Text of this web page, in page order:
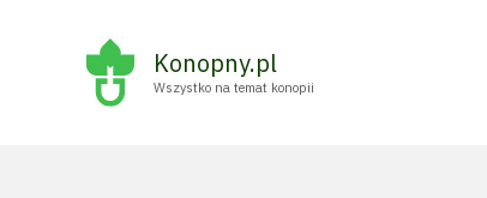
Konopny.pl
Wszystko na temat konopii